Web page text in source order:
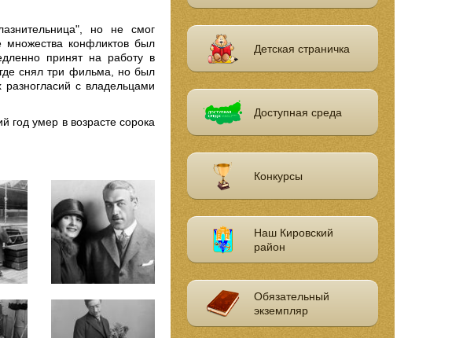
но не смог
множества конфликтов был
принят на работу в
снял три фильма, но был
разногласий с владельцами
умер в возрасте сорока
Детская страничка
Доступная среда
Конкурсы
Наш Кировский
район
Обязательный
экземпляр